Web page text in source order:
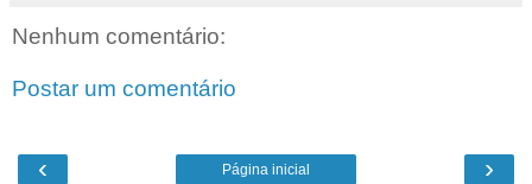
Nenhum comentário:
Postar um comentário
‹ ›
Página inicial